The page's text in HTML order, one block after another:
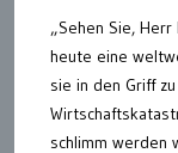
„Sehen Sie,
heute eine
sie in den Griff
schlimm werden